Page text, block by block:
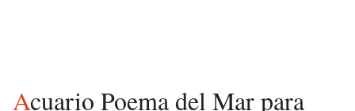
Acuario Poema del Mar para